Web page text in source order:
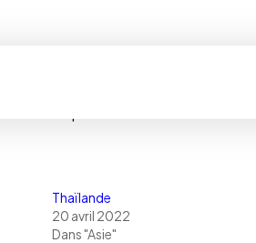
Arctique.
de km², le Canada est le deuxième
Thaïlande
20 avril 2022
Dans "Asie"